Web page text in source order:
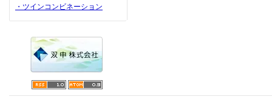
・ツインコンビネーション